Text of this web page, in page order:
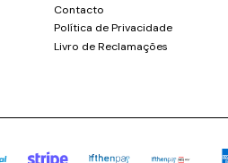
Contacto
Política de Privacidade
Livro de Reclamações